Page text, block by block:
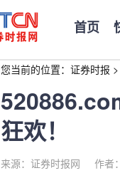
首页
您当前的位置： 证券时报 >
狂欢！
来源：证券时报网 作者